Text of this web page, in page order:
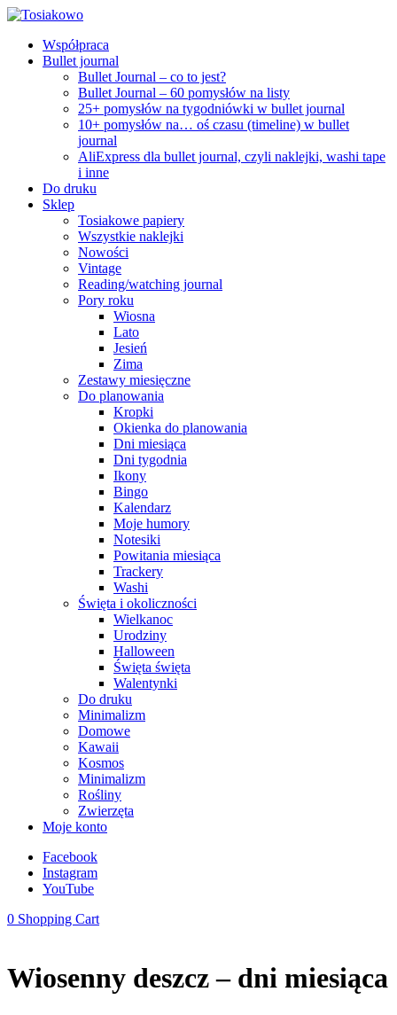
Współpraca
Bullet journal
Bullet Journal – co to jest?
Bullet Journal – 60 pomysłów na listy
25+ pomysłów na tygodniówki w bullet journal
10+ pomysłów na… oś czasu (timeline) w bullet
journal
AliExpress dla bullet journal, czyli naklejki, washi tape
i inne
Do druku
Sklep
Tosiakowe papiery
Wszystkie naklejki
Nowości
Vintage
Reading/watching journal
Pory roku
Wiosna
Lato
Jesień
Zima
Zestawy miesięczne
Do planowania
Kropki
Okienka do planowania
Dni miesiąca
Dni tygodnia
Ikony
Bingo
Kalendarz
Moje humory
Notesiki
Powitania miesiąca
Trackery
Washi
Święta i okoliczności
Wielkanoc
Urodziny
Halloween
Święta święta
Walentynki
Do druku
Minimalizm
Domowe
Kawaii
Kosmos
Minimalizm
Rośliny
Zwierzęta
Moje konto
Facebook
Instagram
YouTube
0 Shopping Cart
Wiosenny deszcz – dni miesiąca